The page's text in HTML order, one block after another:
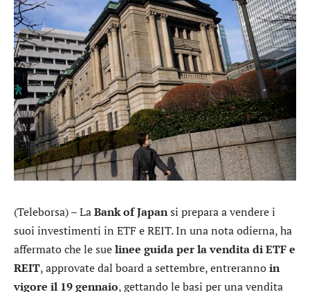
(Teleborsa) – LaBank of Japansi prepara a vendere i
suoi investimenti in ETF e REIT. In una nota odierna, ha
affermato che le suelinee guida per la vendita di ETF e
REIT, approvate dal board a settembre, entrerannoin
vigore il 19 gennaio, gettando le basi per una vendita